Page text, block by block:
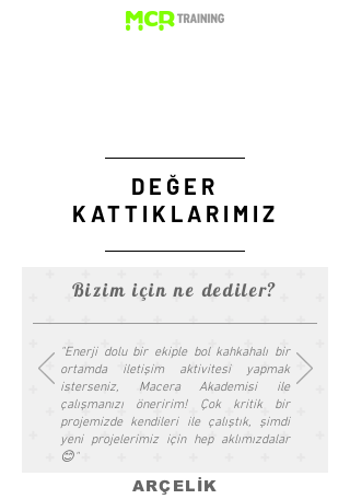
DEĞER
KATTIKLARIMIZ
Bizim için ne dediler?
"Enerji dolu bir ekiple bol kahkahalı bir
ortamda iletişim aktivitesi yapmak
isterseniz, Macera Akademisi ile
çalışmanızı öneririm! Çok kritik bir
projemizde kendileri ile çalıştık, şimdi
yeni projelerimiz için hep aklımızdalar
😊"
ARÇELİK